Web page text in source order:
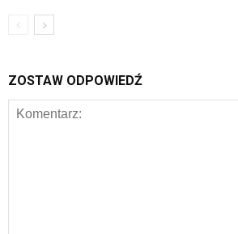
ZOSTAW ODPOWIEDŹ